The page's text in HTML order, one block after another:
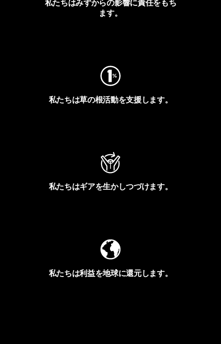
私たちはみずからの影響に責任をもち
ます。
私たちは草の根活動を支援します。
私たちはギアを生かしつづけます。
私たちは利益を地球に還元します。